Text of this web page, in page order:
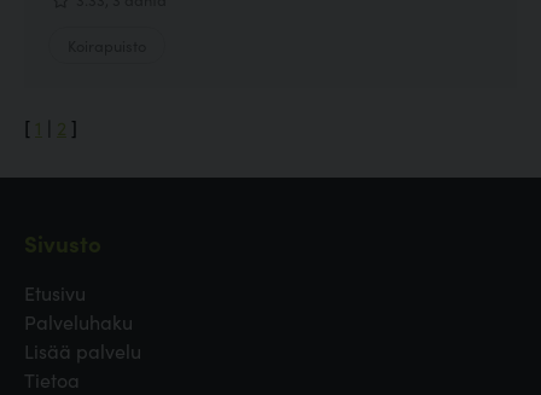
[ 1 2 ]
Etusivu
Palveluhaku
Lisää palvelu
Tietoa